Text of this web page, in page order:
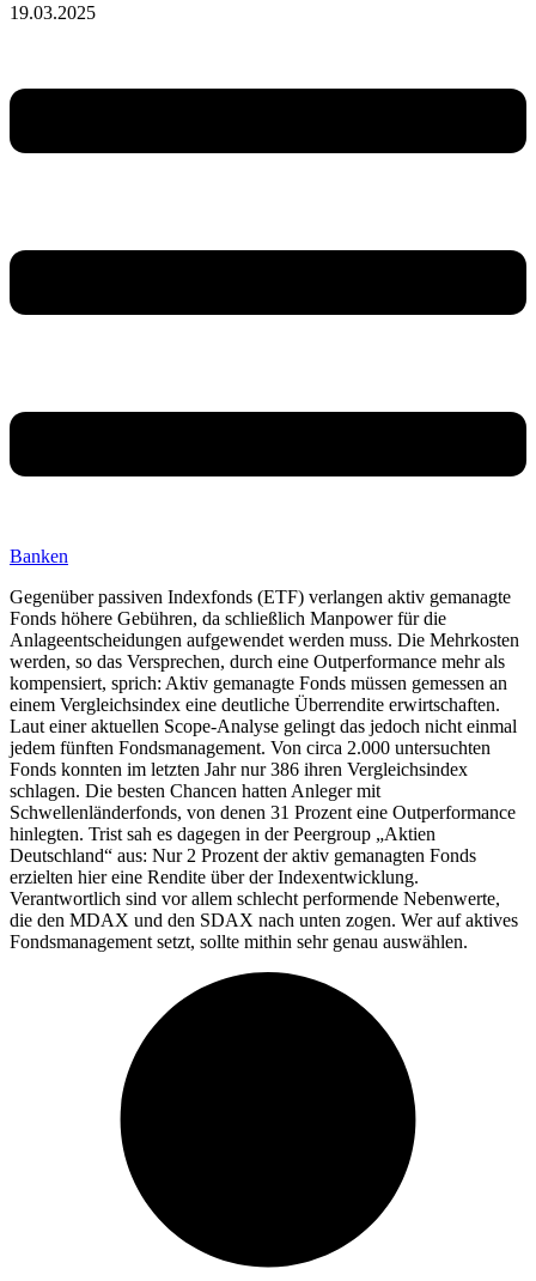
19.03.2025
Banken
Gegenüber passiven Indexfonds (ETF) verlangen aktiv gemanagte
Fonds höhere Gebühren, da schließlich Manpower für die
Anlageentscheidungen aufgewendet werden muss. Die Mehrkosten
werden, so das Versprechen, durch eine Outperformance mehr als
kompensiert, sprich: Aktiv gemanagte Fonds müssen gemessen an
einem Vergleichsindex eine deutliche Überrendite erwirtschaften.
Laut einer aktuellen Scope-Analyse gelingt das jedoch nicht einmal
jedem fünften Fondsmanagement. Von circa 2.000 untersuchten
Fonds konnten im letzten Jahr nur 386 ihren Vergleichsindex
schlagen. Die besten Chancen hatten Anleger mit
Schwellenländerfonds, von denen 31 Prozent eine Outperformance
hinlegten. Trist sah es dagegen in der Peergroup „Aktien
Deutschland“ aus: Nur 2 Prozent der aktiv gemanagten Fonds
erzielten hier eine Rendite über der Indexentwicklung.
Verantwortlich sind vor allem schlecht performende Nebenwerte,
die den MDAX und den SDAX nach unten zogen. Wer auf aktives
Fondsmanagement setzt, sollte mithin sehr genau auswählen.